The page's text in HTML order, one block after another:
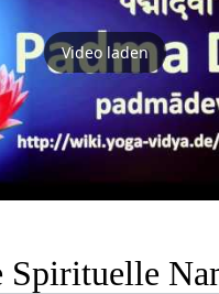
Video laden
Spirituelle